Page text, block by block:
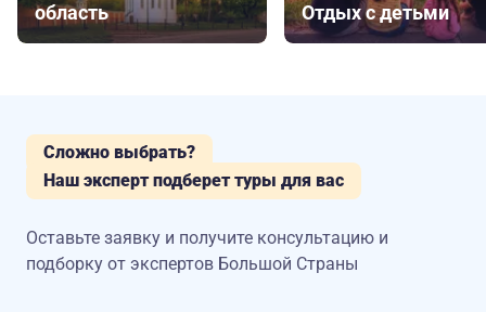
область
Отдых с детьми
Сложно выбрать?
Наш эксперт подберет туры для вас
Оставьте заявку и получите консультацию и
подборку от экспертов Большой Страны